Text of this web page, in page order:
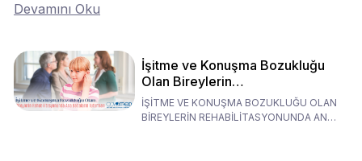
Devamını Oku
İşitme ve Konuşma Bozukluğu
Olan Bireylerin
Rehabilitasyonunda Ana
Babaların Tutumları
İŞİTME VE KONUŞMA BOZUKLUĞU OLAN
BİREYLERİN REHABİLİTASYONUNDA ANA